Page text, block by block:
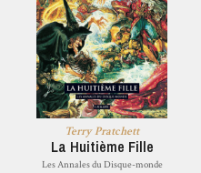
Terry Pratchett
La Huitième Fille
Les Annales du Disque-monde